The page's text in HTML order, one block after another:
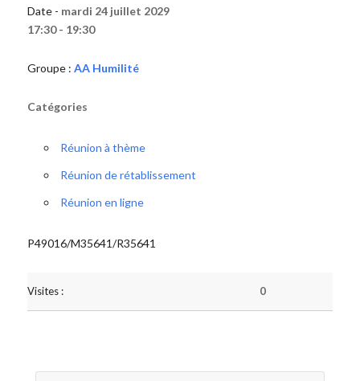
Date - mardi 24 juillet 2029
17:30 - 19:30
Groupe : AA Humilité
Catégories
Réunion à thème
Réunion de rétablissement
Réunion en ligne
P49016/M35641/R35641
Visites : 0